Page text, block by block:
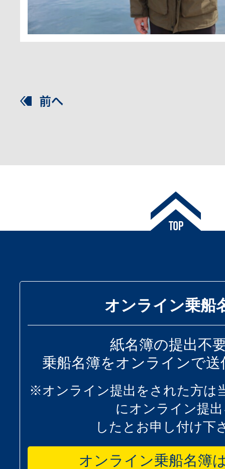
オンライン乗船
紙名簿の提出不
乗船名簿をオンラインで
※オンライン提出をされた方は
にオンライン提
したとお申し付け下
オンライン乗船名簿